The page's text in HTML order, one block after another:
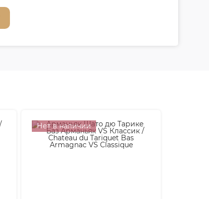
Нет в наличии